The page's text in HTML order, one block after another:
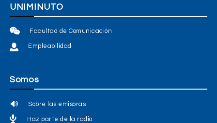
UNIMINUTO
Facultad de Comunicación
Empleabilidad
Somos
Sobre las emisoras
Haz parte de la radio